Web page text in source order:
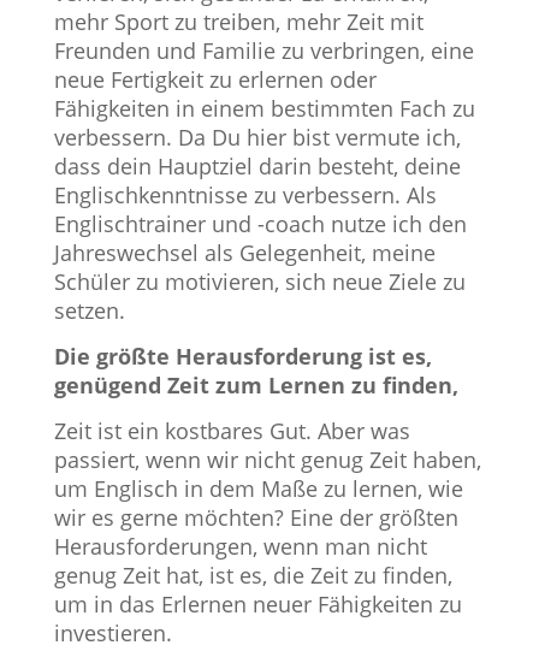
mehr Sport zu treiben, mehr Zeit mit
Freunden und Familie zu verbringen, eine
neue Fertigkeit zu erlernen oder
Fähigkeiten in einem bestimmten Fach zu
verbessern. Da Du hier bist vermute ich,
dass dein Hauptziel darin besteht, deine
Englischkenntnisse zu verbessern. Als
Englischtrainer und -coach nutze ich den
Jahreswechsel als Gelegenheit, meine
Schüler zu motivieren, sich neue Ziele zu
setzen.
Die größte Herausforderung ist es,
genügend Zeit zum Lernen zu finden,
Zeit ist ein kostbares Gut. Aber was
passiert, wenn wir nicht genug Zeit haben,
um Englisch in dem Maße zu lernen, wie
wir es gerne möchten? Eine der größten
Herausforderungen, wenn man nicht
genug Zeit hat, ist es, die Zeit zu finden,
um in das Erlernen neuer Fähigkeiten zu
investieren.